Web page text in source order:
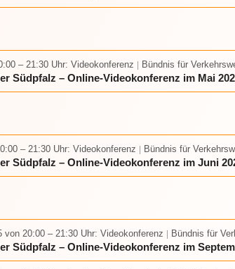
– 21:30 Uhr: Videokonferenz Bündnis für
Südpfalz – Online-Videokonferenz im Mai
– 21:30 Uhr: Videokonferenz Bündnis für
Südpfalz – Online-Videokonferenz im Juni
von 20:00 – 21:30 Uhr: Videokonferenz Bündnis für
Südpfalz – Online-Videokonferenz im